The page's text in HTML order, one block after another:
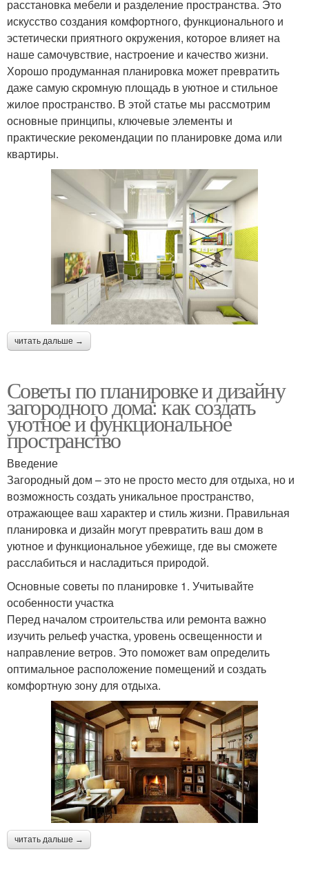
расстановка мебели и разделение пространства. Это
искусство создания комфортного, функционального и
эстетически приятного окружения, которое влияет на
наше самочувствие, настроение и качество жизни.
Хорошо продуманная планировка может превратить
даже самую скромную площадь в уютное и стильное
жилое пространство. В этой статье мы рассмотрим
основные принципы, ключевые элементы и
практические рекомендации по планировке дома или
квартиры.
читать дальше →
Советы по планировке и дизайну
загородного дома: как создать
уютное и функциональное
пространство
Введение
Загородный дом – это не просто место для отдыха, но и
возможность создать уникальное пространство,
отражающее ваш характер и стиль жизни. Правильная
планировка и дизайн могут превратить ваш дом в
уютное и функциональное убежище, где вы сможете
расслабиться и насладиться природой.
Основные советы по планировке 1. Учитывайте
особенности участка
Перед началом строительства или ремонта важно
изучить рельеф участка, уровень освещенности и
направление ветров. Это поможет вам определить
оптимальное расположение помещений и создать
комфортную зону для отдыха.
читать дальше →